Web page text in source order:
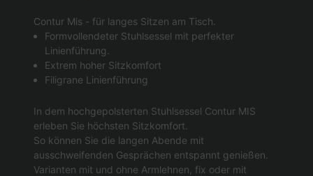
Contur Mis - für langes Sitzen am Tisch.
Formvollendeter Stuhlsessel mit perfekter
Linienführung.
Extrem hoher Sitzkomfort
Filigrane Linienführung
In dem hochgepolsterten Stuhlsessel Contur MIS
erleben Sie höchsten Sitzkomfort.
So können Sie die langen Abende mit
ausschweifenden Gesprächen entspannt genießen.
Varianten mit und ohne Armlehnen, fix oder mit